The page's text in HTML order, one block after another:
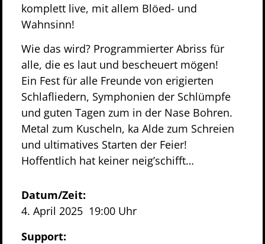
komplett live, mit allem Blöed- und
Wahnsinn!
Wie das wird? Programmierter Abriss für
alle, die es laut und bescheuert mögen!
Ein Fest für alle Freunde von erigierten
Schlafliedern, Symphonien der Schlümpfe
und guten Tagen zum in der Nase Bohren.
Metal zum Kuscheln, ka Alde zum Schreien
und ultimatives Starten der Feier!
Hoffentlich hat keiner neig’schifft…
Datum/Zeit:
4. April 2025 19:00 Uhr
Support: